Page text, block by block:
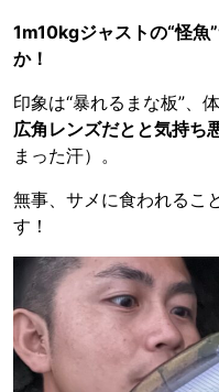
1m10kgジャストの“怪魚
か！
印象は“暴れるまな板”、
広角レンズだとと気持ち
まった汗）。
無事、サメに食われるこ
す！